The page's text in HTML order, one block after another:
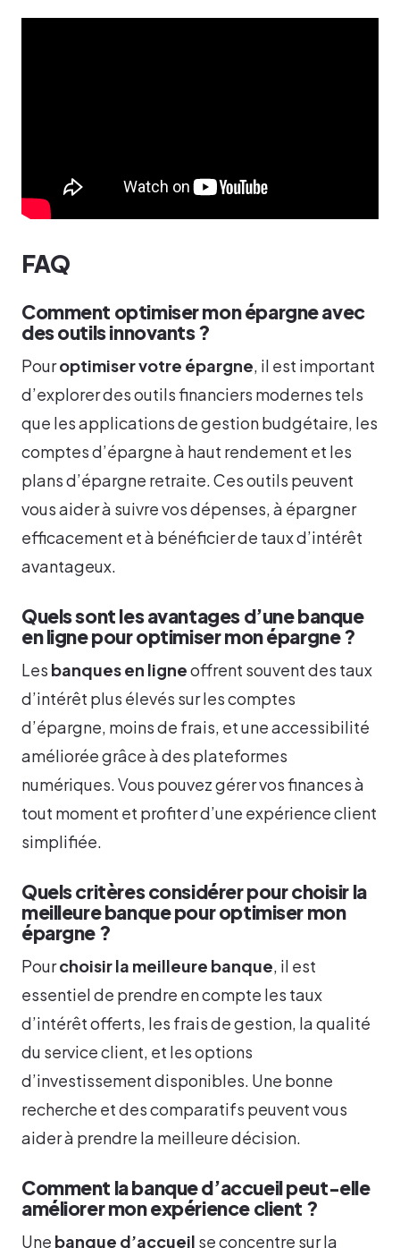
FAQ
Comment optimiser mon épargne avec
des outils innovants ?
Pouroptimiser votre épargne, il est important
d’explorer des outils financiers modernes tels
que les applications de gestion budgétaire, les
comptes d’épargne à haut rendement et les
plans d’épargne retraite. Ces outils peuvent
vous aider à suivre vos dépenses, à épargner
efficacement et à bénéficier de taux d’intérêt
avantageux.
Quels sont les avantages d’une banque
en ligne pour optimiser mon épargne ?
Les banques en ligneoffrent souvent des taux
d’intérêt plus élevés sur les comptes
d’épargne, moins de frais, et une accessibilité
améliorée grâce à des plateformes
numériques. Vous pouvez gérer vos finances à
tout moment et profiter d’une expérience client
simplifiée.
Quels critères considérer pour choisir la
meilleure banque pour optimiser mon
épargne ?
Pourchoisir la meilleure banque, il est
essentiel de prendre en compte les taux
d’intérêt offerts, les frais de gestion, la qualité
du service client, et les options
d’investissement disponibles. Une bonne
recherche et des comparatifs peuvent vous
aider à prendre la meilleure décision.
Comment la banque d’accueil peut-elle
améliorer mon expérience client ?
Une banque d’accueil se concentre sur la